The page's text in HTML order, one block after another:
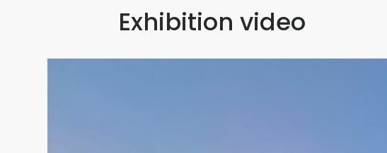
Exhibition video